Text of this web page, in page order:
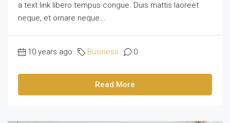
a text link libero tempus congue. Duis mattis laoreet
neque, et ornare neque...
10 years ago Business 0
Read More